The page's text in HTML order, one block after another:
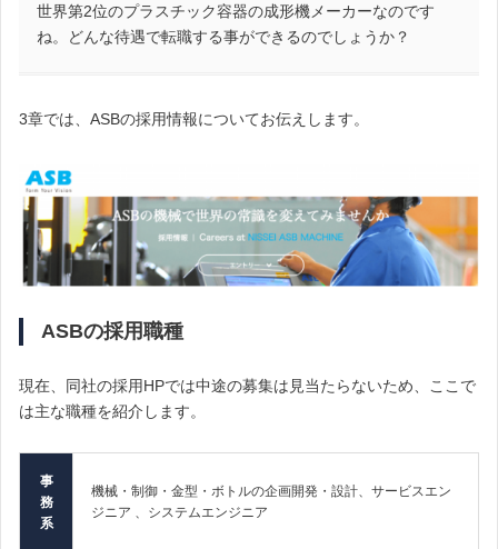
世界第2位のプラスチック容器の成形機メーカーなのです
ね。どんな待遇で転職する事ができるのでしょうか？
3章では、ASBの採用情報についてお伝えします。
ASBの採用職種
現在、同社の採用HPでは中途の募集は見当たらないため、ここで
は主な職種を紹介します。
事
務
系
機械・制御・金型・ボトルの企画開発・設計、サービスエン
ジニア 、システムエンジニア